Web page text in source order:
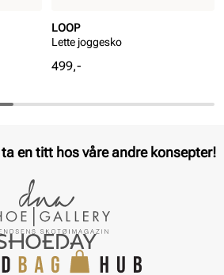
LOOP
Lette joggesko
Pris
499,-
en titt hos våre andre konsepter!